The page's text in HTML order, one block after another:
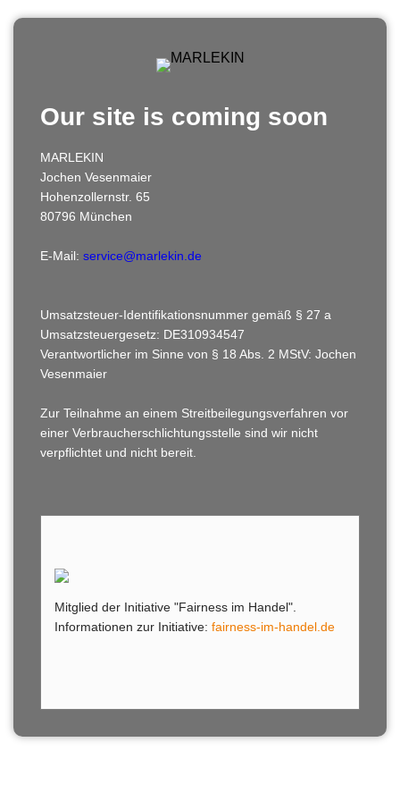
Our site is coming soon
MARLEKIN
Jochen Vesenmaier
Hohenzollernstr. 65
80796 München
E-Mail: service@marlekin.de
Umsatzsteuer-Identifikationsnummer gemäß § 27 a
Umsatzsteuergesetz: DE310934547
Verantwortlicher im Sinne von § 18 Abs. 2 MStV: Jochen
Vesenmaier
Zur Teilnahme an einem Streitbeilegungsverfahren vor
einer Verbraucherschlichtungsstelle sind wir nicht
verpflichtet und nicht bereit.
Mitglied der Initiative "Fairness im Handel".
Informationen zur Initiative: fairness-im-handel.de